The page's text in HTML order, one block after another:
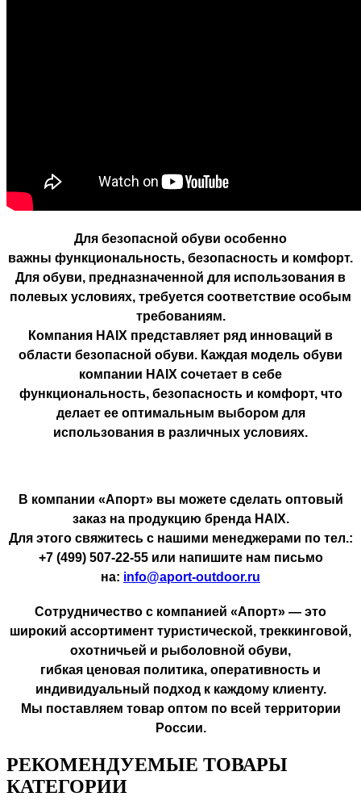
Для безопасной обуви особенно
важны функциональность, безопасность и комфорт.
Для обуви, предназначенной для использования в
полевых условиях, требуется соответствие особым
требованиям.
Компания HAIX представляет ряд инноваций в
области безопасной обуви. Каждая модель обуви
компании HAIX сочетает в себе
функциональность, безопасность и комфорт, что
делает ее оптимальным выбором для
использования в различных условиях.
В компании «Апорт» вы можете сделать оптовый
заказ на продукцию бренда HAIX.
Для этого свяжитесь с нашими менеджерами по тел.:
+7 (499) 507-22-55 или напишите нам письмо
на: info@aport-outdoor.ru
Сотрудничество с компанией «Апорт» — это
широкий ассортимент туристической, треккинговой,
охотничьей и рыболовной обуви,
гибкая ценовая политика, оперативность и
индивидуальный подход к каждому клиенту.
Мы поставляем товар оптом по всей территории
России.
РЕКОМЕНДУЕМЫЕ ТОВАРЫ
КАТЕГОРИИ